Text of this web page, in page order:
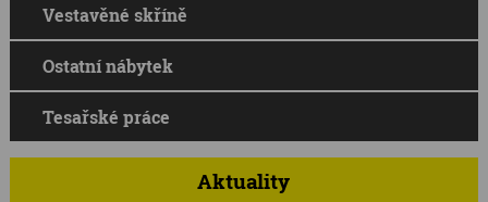
Vestavěné skříně
Ostatní nábytek
Tesařské práce
Aktuality